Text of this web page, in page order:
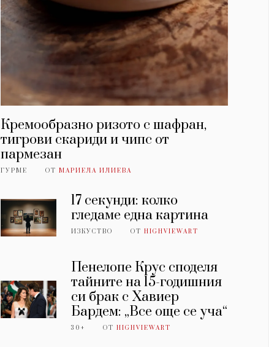
Кремообразно ризото с шафран,
тигрови скариди и чипс от
пармезан
ГУРМЕ ОТ МАРИЕЛА ИЛИЕВА
17 секунди: колко
гледаме една картина
ИЗКУСТВО ОТHIGHVIEWART
Пенелопе Крус споделя
тайните на 15-годишния
си брак с Хавиер
Бардем: „Все още се уча“
30+ ОТHIGHVIEWART